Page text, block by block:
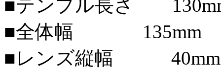
■テンプル長さ
■全体幅 135mm
■レンズ縦幅 40mm